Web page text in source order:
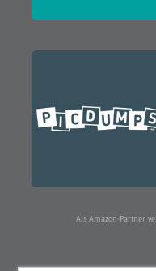
Als Amazon-Partner